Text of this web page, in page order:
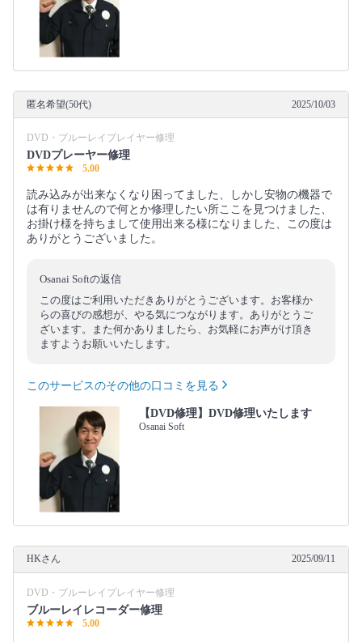
匿名希望(50代) 2025/10/03
DVD・ブルーレイプレイヤー修理
DVDプレーヤー修理
5.00
読み込みが出来なくなり困ってました、しかし安物の機器で
は有りませんので何とか修理したい所ここを見つけました、
お掛け様を持ちまして使用出来る様になりました、この度は
ありがとうございました。
Osanai Softの返信
この度はご利用いただきありがとうございます。お客様か
らの喜びの感想が、やる気につながります。ありがとうご
ざいます。また何かありましたら、お気軽にお声がけ頂き
ますようお願いいたします。
このサービスのその他の口コミを見る
【DVD修理】DVD修理いたします
Osanai Soft
HKさん 2025/09/11
DVD・ブルーレイプレイヤー修理
ブルーレイレコーダー修理
5.00